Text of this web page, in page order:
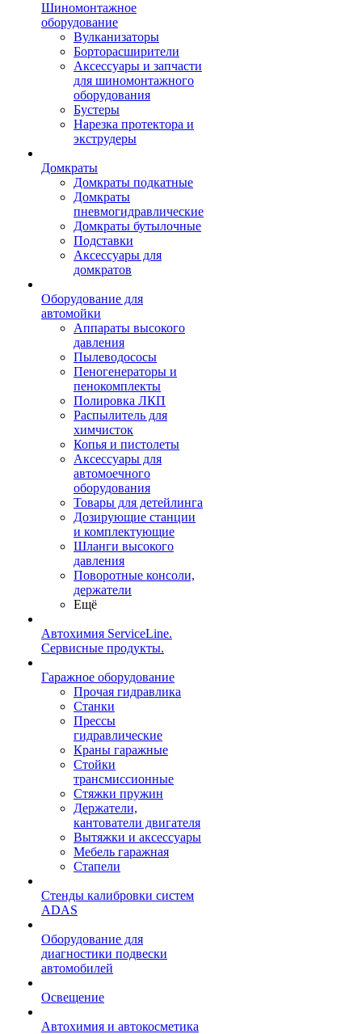
Шиномонтажное
оборудование
Вулканизаторы
Борторасширители
Аксессуары и запчасти
для шиномонтажного
оборудования
Бустеры
Нарезка протектора и
экструдеры
Домкраты
Домкраты подкатные
Домкраты
пневмогидравлические
Домкраты бутылочные
Подставки
Аксессуары для
домкратов
Оборудование для
автомойки
Аппараты высокого
давления
Пылеводососы
Пеногенераторы и
пенокомплекты
Полировка ЛКП
Распылитель для
химчисток
Копья и пистолеты
Аксессуары для
автомоечного
оборудования
Товары для детейлинга
Дозирующие станции
и комплектующие
Шланги высокого
давления
Поворотные консоли,
держатели
Ещё
Автохимия ServiceLine.
Сервисные продукты.
Гаражное оборудование
Прочая гидравлика
Станки
Прессы
гидравлические
Краны гаражные
Стойки
трансмиссионные
Стяжки пружин
Держатели,
кантователи двигателя
Вытяжки и аксессуары
Мебель гаражная
Стапели
Стенды калибровки систем
ADAS
Оборудование для
диагностики подвески
автомобилей
Освещение
Автохимия и автокосметика